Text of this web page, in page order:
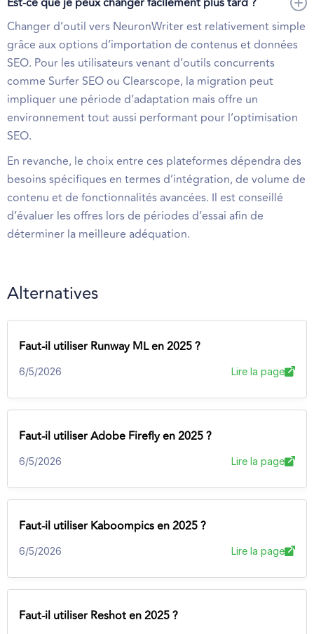
Changer d’outil vers NeuronWriter est relativement simple
grâce aux options d’importation de contenus et données
SEO. Pour les utilisateurs venant d’outils concurrents
comme Surfer SEO ou Clearscope, la migration peut
impliquer une période d’adaptation mais offre un
environnement tout aussi performant pour l’optimisation
SEO.
En revanche, le choix entre ces plateformes dépendra des
besoins spécifiques en termes d’intégration, de volume de
contenu et de fonctionnalités avancées. Il est conseillé
d’évaluer les offres lors de périodes d’essai afin de
déterminer la meilleure adéquation.
Alternatives
Faut-il utiliser Runway ML en 2025 ?
6/5/2026 Lire la page
Faut-il utiliser Adobe Firefly en 2025 ?
6/5/2026 Lire la page
Faut-il utiliser Kaboompics en 2025 ?
6/5/2026 Lire la page
Faut-il utiliser Reshot en 2025 ?